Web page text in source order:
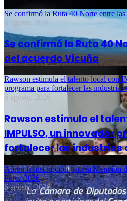
Se confirmó la Ruta 40 Norte entre
6 agosto, 2026
Se confirmó la Ruta 40
del acuerdo Vicuña
Rawson estimula el talento local con
programa para fortalecer las industrias
6 agosto, 2026
Rawson estimula el
IMPULSO, un innovador
fortalecer las industrias
Abren la inscripción para la Mención
Pérez 2026
6 agosto, 2026